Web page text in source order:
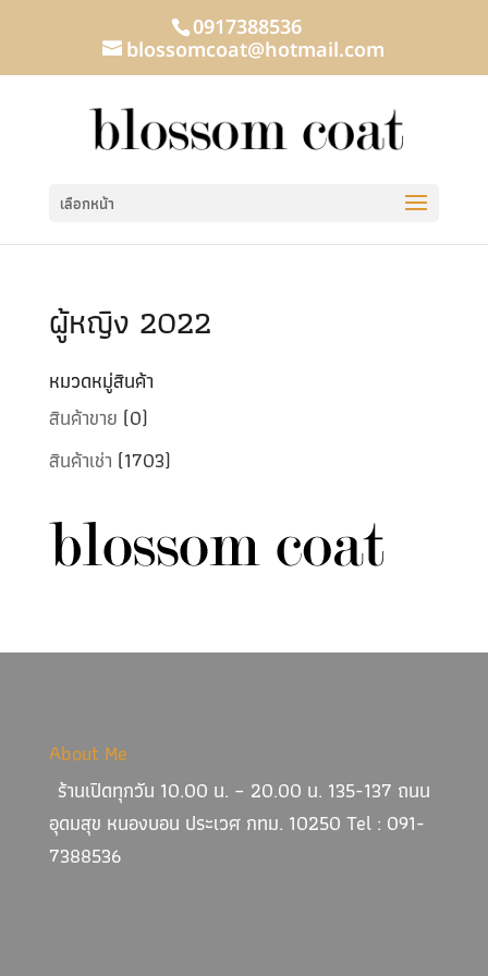
0917388536
blossomcoat@hotmail.com
เลือกหน้า
ผู้หญิง 2022
หมวดหมู่สินค้า
สินค้าขาย (0)
สินค้าเช่า (1703)
About Me
ร้านเปิดทุกวัน 10.00 น. – 20.00 น. 135-137 ถนน
อุดมสุข หนองบอน ประเวศ กทม. 10250 Tel : 091-
7388536